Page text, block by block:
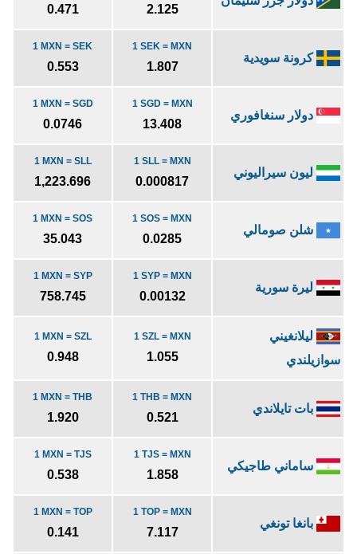
2.125
0.471
كرونة سويدية
1 SEK = MXN
1.807
1 MXN = SEK
0.553
دولار سنغافوري
1 SGD = MXN
13.408
1 MXN = SGD
0.0746
ليون سيراليوني
1 SLL = MXN
0.000817
1 MXN = SLL
1,223.696
شلن صومالي
1 SOS = MXN
0.0285
1 MXN = SOS
35.043
ليرة سورية
1 SYP = MXN
0.00132
1 MXN = SYP
758.745
ليلانغيني
سوازيلندي
1 SZL = MXN
1.055
1 MXN = SZL
0.948
بات تايلاندي
1 THB = MXN
0.521
1 MXN = THB
1.920
ساماني طاجيكي
1 TJS = MXN
1.858
1 MXN = TJS
0.538
بانغا تونغي
1 TOP = MXN
7.117
1 MXN = TOP
0.141